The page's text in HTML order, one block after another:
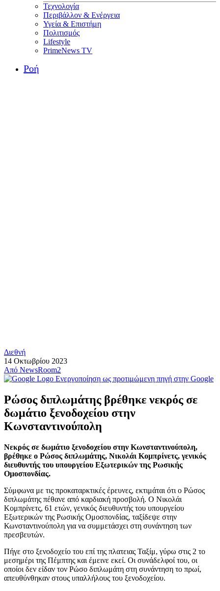
Τεχνολογία
Περιβάλλον & Ενέργεια
Υγεία & Επιστήμη
Πολιτισμός
Lifestyle
PrimeNews TV
Ροή
Διεθνή
14 Οκτωβρίου 2023
Από NewsRoom2
Ενεργοποίηση ως προτιμώμενη πηγή στην Google
Ρώσος διπλωμάτης βρέθηκε νεκρός σε
δωμάτιο ξενοδοχείου στην
Κωνσταντινούπολη
Νεκρός σε δωμάτιο ξενοδοχείου στην Κωνσταντινούπολη,
βρέθηκε ο Ρώσος διπλωμάτης, Νικολάι Κομπρίνετς, γενικός
διευθυντής του υπουργείου Εξωτερικών της Ρωσικής
Ομοσπονδίας.
Σύμφωνα με τις προκαταρκτικές έρευνες, εκτιμάται ότι ο Ρώσος
διπλωμάτης πέθανε από καρδιακή προσβολή. Ο Νικολάι
Κομπρίνετς, 61 ετών, γενικός διευθυντής του υπουργείου
Εξωτερικών της Ρωσικής Ομοσπονδίας, ταξίδεψε στην
Κωνσταντινούπολη για να συμμετάσχει στη συνάντηση των
πρεσβευτών.
Πήγε στο ξενοδοχείο του επί της πλατειας Ταξίμ, γύρω στις 2 το
μεσημέρι της Πέμπτης και έμεινε εκεί. Οι συνάδελφοί του, οι
οποίοι δεν είδαν τον Ρώσο διπλωμάτη στη συνάντηση το πρωί,
απευθύνθηκαν στους υπαλλήλους του ξενοδοχείου.